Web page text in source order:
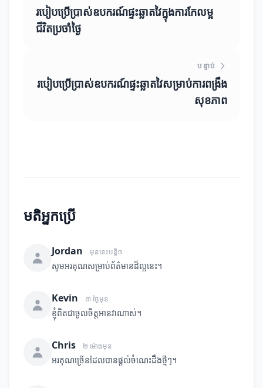
របៀបប្រើប្រាស់ឧបករណ៍ផ្ទះឆ្លាតវៃក្នុងការកែលម្អ
ជីវិតប្រចាំថ្ងៃ
បន្ទាប់
របៀបប្រើប្រាស់ឧបករណ៍ផ្ទះឆ្លាតវៃសម្រាប់ការពង្រឹង
សុខភាព
មតិអ្នកប្រើ
Jordan មុននេះបន្តិច
សូមអរគុណសម្រាប់ព័ត៌មានដ៏ល្អនេះ។
Kevin ៣ ថ្ងៃមុន
ខ្ញុំពិតជាចូលចិត្តអានវាណាស់។
Chris ២ ម៉ោងមុន
អរគុណច្រើនដែលបានផ្តល់ចំណេះដឹងថ្មីៗ។